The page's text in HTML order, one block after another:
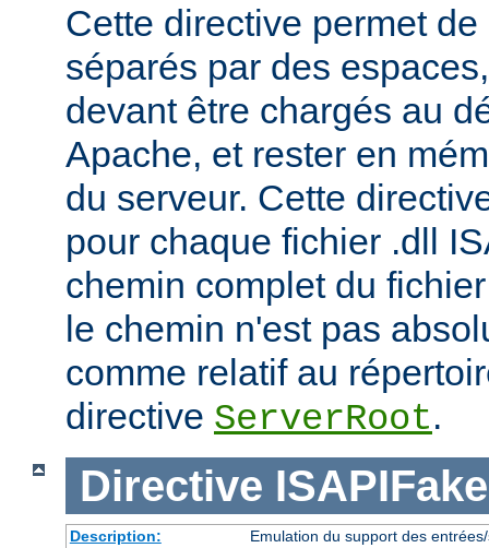
Cette directive permet
séparés par des
devant être chargés au
Apache, et rester en
du serveur. Cette
pour chaque fichier .dll
chemin complet du
le chemin n'est pas
comme relatif au
directive ServerRoot.
Directive
Description:
Emulation du support des